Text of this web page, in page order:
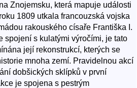
Znojemsku, která mapuje události
1809 utkala francouzská vojska
rakouského císaře Františka I.
spojení s kulatými výročími, je tato
její rekonstrukcí, kterých se
mnoha zemí. Pravidelnou akcí
dobšických sklípků v první
je spojena s pestrým